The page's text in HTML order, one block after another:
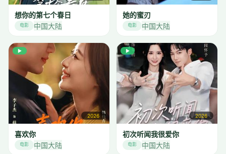
想你的第七个春日
电影 中国大陆
她的蜜刃
电影 中国大陆
2026
▶
喜欢你
电影 中国大陆
2026
▶
初次听闻我很爱你
电影 中国大陆